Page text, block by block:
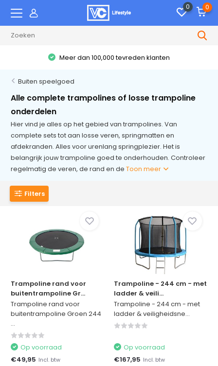
0 0
dan 100,000 tevreden klanten
Buiten speelgoed
Alle complete trampolines of losse trampoline
onderdelen
Hier vind je alles op het gebied van trampolines. Van
complete sets tot aan losse veren, springmatten en
afdekranden. Alles voor urenlang springplezier. Het is
belangrijk jouw trampoline goed te onderhouden. Controleer
regelmatig de veren, de rand en deToon meer
Filters
Trampoline rand voor
buitentrampoline Gr...
Trampoline rand voor
buitentrampoline Groen 244
...
Op voorraad
€49,95 Incl. btw
Trampoline - 244 cm - met
ladder & veili...
Trampoline - 244 cm - met
ladder & veiligheidsne...
Op voorraad
€167,95 Incl. btw